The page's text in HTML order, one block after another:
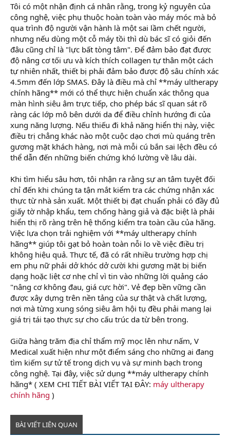
Tôi có một nhận định cá nhân rằng, trong kỷ nguyên của
công nghệ, việc phụ thuộc hoàn toàn vào máy móc mà bỏ
qua trình độ người vận hành là một sai lầm chết người,
nhưng nếu dùng một cỗ máy tồi thì dù bác sĩ có giỏi đến
đâu cũng chỉ là "lực bất tòng tâm". Để đảm bảo đạt được
độ nâng cơ tối ưu và kích thích collagen tự thân một cách
tự nhiên nhất, thiết bị phải đảm bảo được độ sâu chính xác
4.5mm đến lớp SMAS. Đây là điều mà chỉ **máy ultherapy
chính hãng** mới có thể thực hiện chuẩn xác thông qua
màn hình siêu âm trực tiếp, cho phép bác sĩ quan sát rõ
ràng các lớp mô bên dưới da để điều chỉnh hướng đi của
xung năng lượng. Nếu thiếu đi khả năng hiển thị này, việc
điều trị chẳng khác nào một cuộc dạo chơi mù quáng trên
gương mặt khách hàng, nơi mà mỗi cú bắn sai lệch đều có
thể dẫn đến những biến chứng khó lường về lâu dài.
Khi tìm hiểu sâu hơn, tôi nhận ra rằng sự an tâm tuyệt đối
chỉ đến khi chúng ta tận mắt kiểm tra các chứng nhận xác
thực từ nhà sản xuất. Một thiết bị đạt chuẩn phải có đầy đủ
giấy tờ nhập khẩu, tem chống hàng giả và đặc biệt là phải
hiển thị rõ ràng trên hệ thống kiểm tra toàn cầu của hãng.
Việc lựa chọn trải nghiệm với **máy ultherapy chính
hãng** giúp tôi gạt bỏ hoàn toàn nỗi lo về việc điều trị
không hiệu quả. Thực tế, đã có rất nhiều trường hợp chị
em phụ nữ phải dở khóc dở cười khi gương mặt bị biến
dạng hoặc liệt cơ nhẹ chỉ vì tin vào những lời quảng cáo
"nâng cơ không đau, giá cực hời". Vẻ đẹp bền vững cần
được xây dựng trên nền tảng của sự thật và chất lượng,
nơi mà từng xung sóng siêu âm hội tụ đều phải mang lại
giá trị tái tạo thực sự cho cấu trúc da từ bên trong.
Giữa hàng trăm địa chỉ thẩm mỹ mọc lên như nấm, V
Medical xuất hiện như một điểm sáng cho những ai đang
tìm kiếm sự tử tế trong dịch vụ và sự minh bạch trong
công nghệ. Tại đây, việc sử dụng **máy ultherapy chính
hãng* ( XEM CHI TIẾT BÀI VIẾT TẠI ĐÂY: máy ultherapy
chính hãng )
BÀI VIẾT LIÊN QUAN